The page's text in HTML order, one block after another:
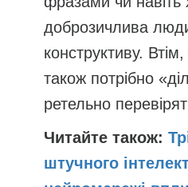
доброзичлива
конструктиву. Втім,
також потрібно
ретельно
Читайте також:
штучного